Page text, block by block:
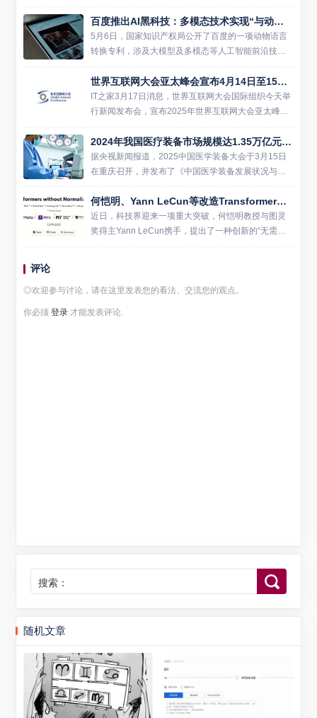
山东省首个炼化行业垂直大模型正式亮相，标志着山
东炼化行业正式进入大模型智能驱动的全新发展阶
段。 当前...
百度推出AI黑科技：多模态技术实现“与动物对话”
5月6日，国家知识产权局公开了百度的一项动物语言
转换专利，涉及大模型及多模态等人工智能前沿技
术，通过识别动物声音、表情、动作等多模态数据，
将动物语言转换为人类语言，这不仅增强了人类对动
物行为和情感状态的综...
世界互联网大会亚太峰会宣布4月14日至15日首度在香港召开
IT之家3月17日消息，世界互联网大会国际组织今天举
行新闻发布会，宣布2025年世界互联网大会亚太峰会
将于4月14日至15日在香港会议展览中心召开。这是
首届举行的世界互联网大会亚太峰会，由世界互联网
大会主...
2024年我国医疗装备市场规模达1.35万亿元，AI与医疗装备结合迎机遇
据央视新闻报道，2025中国医学装备大会于3月15日
在重庆召开，并发布了《中国医学装备发展状况与趋
势 (2024)》蓝皮书。蓝皮书显示，2024年我国医学装
备市场规模达1.35万亿元，同比增长约6%。进出...何恺明、Yann LeCun等改造Transformer，CVPR 2025已收录
近日，科技界迎来一项重大突破，何恺明教授与图灵
奖得主Yann LeCun携手，提出了一种创新的“无需归
一化的Transformer”模型，此成果已被CVPR 2025大
评论
◎欢迎参与讨论，请在这里发表您的看法、交流您的观点。
你必须登录 才能发表评论.
搜索：
随机文章